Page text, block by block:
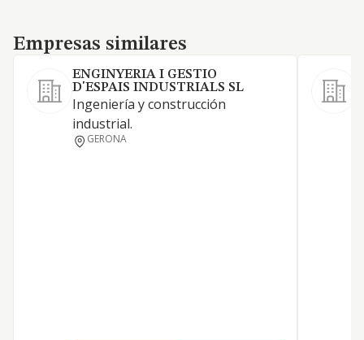
Empresas similares
Empresas similares
ENGINYERIA I GESTIO
D'ESPAIS INDUSTRIALS SL
Ingeniería y construcción
industrial.
GERONA